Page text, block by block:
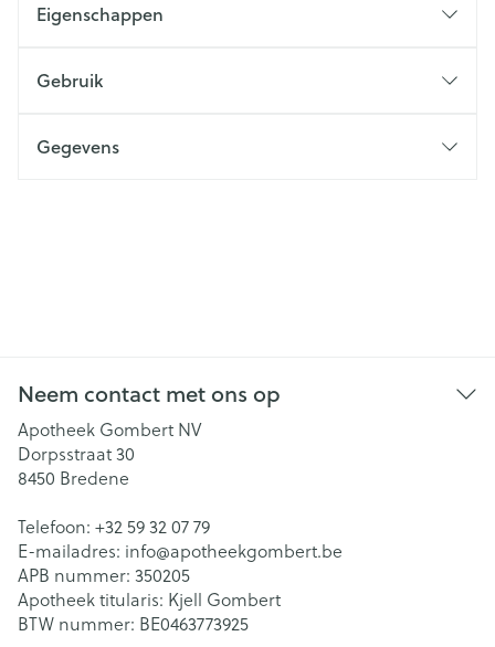
Eigenschappen
Gebruik
Gegevens
Neem contact met ons op
Apotheek Gombert NV
Dorpsstraat 30
8450 Bredene
Telefoon: +32 59 32 07 79
E-mailadres: info@apotheekgombert.be
APB nummer: 350205
Apotheek titularis: Kjell Gombert
BTW nummer: BE0463773925